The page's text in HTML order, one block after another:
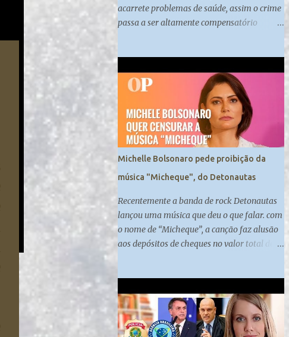
acarrete problemas de saúde, assim o crime
passa a ser altamente compensatório
Michelle Bolsonaro pede proibição da
música "Micheque", do Detonautas
Recentemente a banda de rock Detonautas
lançou uma música que deu o que falar. com
o nome de “Micheque”, a canção faz alusão
aos depósitos de cheques no valor total de
Bolsonaro. ................----------------------
-....................... Inscreva-se no nosso canal:
https://www.youtube.com/channel/UCy0BA